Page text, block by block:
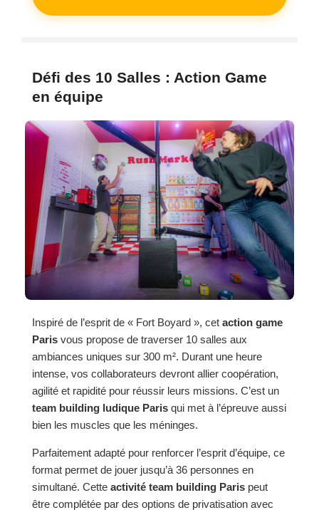
Défi des 10 Salles : Action Game
en équipe
Inspiré de l’esprit de « Fort Boyard », cet action game
Paris vous propose de traverser 10 salles aux
ambiances uniques sur 300 m². Durant une heure
intense, vos collaborateurs devront allier coopération,
agilité et rapidité pour réussir leurs missions. C’est un
team building ludique Paris qui met à l’épreuve aussi
bien les muscles que les méninges.
Parfaitement adapté pour renforcer l’esprit d’équipe, ce
format permet de jouer jusqu’à 36 personnes en
simultané. Cette activité team building Paris peut
être complétée par des options de privatisation avec